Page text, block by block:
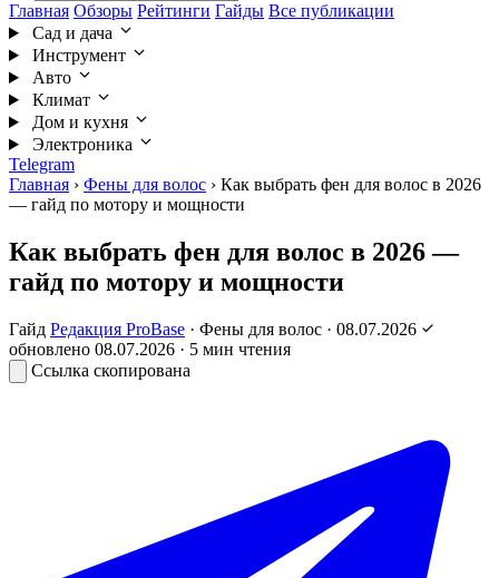
Главная Обзоры Рейтинги Гайды Все публикации
Сад и дача
Инструмент
Авто
Климат
Дом и кухня
Электроника
Telegram
Главная › Фены для волос › Как выбрать фен для волос в 2026
— гайд по мотору и мощности
Как выбрать фен для волос в 2026 —
гайд по мотору и мощности
Гайд Редакция ProBase · Фены для волос · 08.07.2026
обновлено 08.07.2026 · 5 мин чтения
Ссылка скопирована